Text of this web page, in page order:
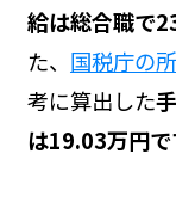
給は総合職で
た、 国税庁の
考に算出した
は19.03万円で